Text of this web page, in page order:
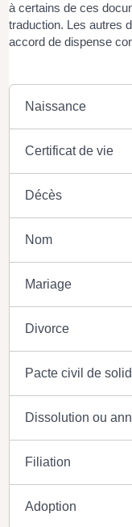
à certains de ces
traduction. Les autres
accord de dispense
Naissance
Certificat de vie
Décès
Nom
Mariage
Divorce
Pacte civil de
Dissolution ou
Filiation
Adoption